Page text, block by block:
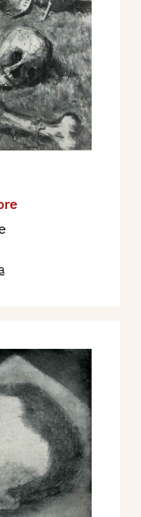
Bergamo.
a
con il
II° Premio
Anno
Premio
con i dipinti:
Cristiana -
con le opere:
Nazionale
con
1955
Sacra per la